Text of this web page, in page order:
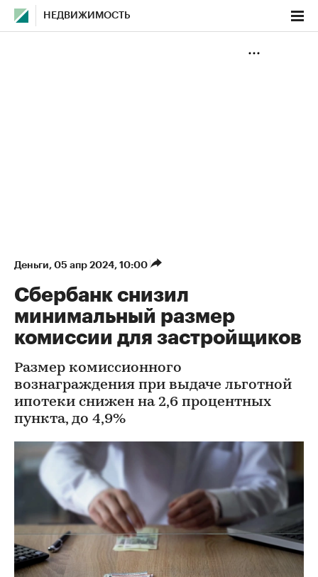
НЕДВИЖИМОСТЬ
Деньги⁠, 05 апр 2024, 10:00
Сбербанк снизил
минимальный размер
комиссии для застройщиков
Размер комиссионного
вознаграждения при выдаче льготной
ипотеки снижен на 2,6 процентных
пункта, до 4,9%